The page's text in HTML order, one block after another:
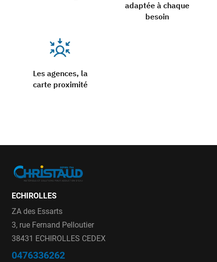
adaptée à chaque
besoin
Les agences, la
carte proximité
ECHIROLLES
ZA des Essarts
3, rue Fernand Pelloutier
38431 ECHIROLLES CEDEX
0476336262